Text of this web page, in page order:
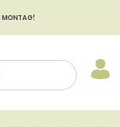
MONTAG!